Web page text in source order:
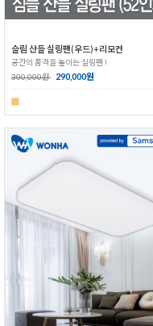
슬림 산들 실링팬(우드)+리모컨
공간의 품격을 높이는 실링팬 !
300,000원 290,000원